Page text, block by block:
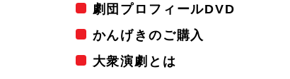
劇団プロフィールDVD
かんげきのご購入
大衆演劇とは